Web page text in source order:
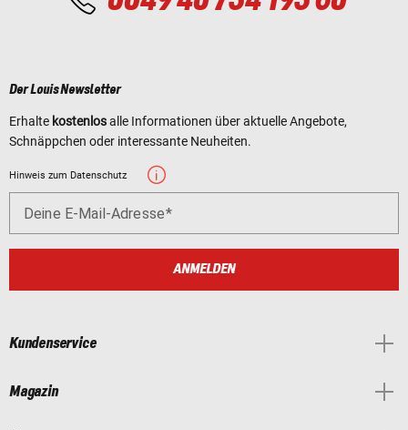
Der Louis Newsletter
Erhalte kostenlosalle Informationen über aktuelle Angebote,
Schnäppchen oder interessante Neuheiten.
Hinweis zum Datenschutz
Deine E-Mail-Adresse
ANMELDEN
Kundenservice
Magazin